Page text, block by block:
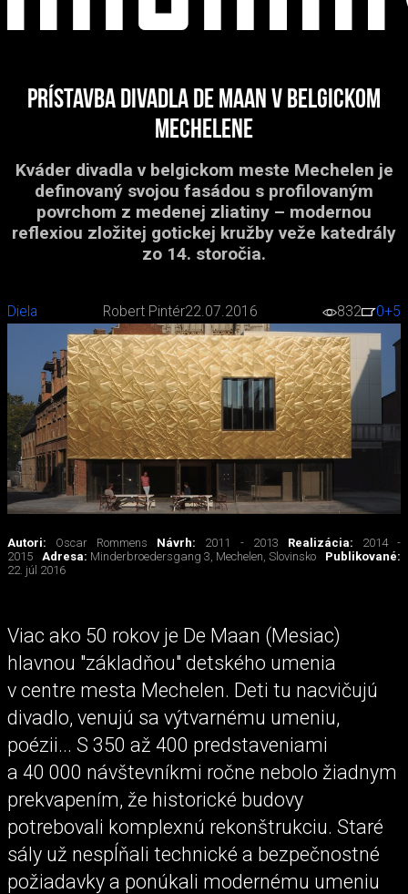
Prístavba divadla De Maan v belgickom
Mechelene
Kváder divadla v belgickom meste Mechelen je
definovaný svojou fasádou s profilovaným
povrchom z medenej zliatiny – modernou
reflexiou zložitej gotickej kružby veže katedrály
zo 14. storočia.
Diela Robert Pintér22.07.2016 832 0+5
Autori: Oscar Rommens Návrh: 2011 - 2013 Realizácia: 2014 -
2015
Adresa: Minderbroedersgang 3, Mechelen, Slovinsko
Publikované:
22. júl 2016
Viac ako 50 rokov je De Maan (Mesiac)
hlavnou "základňou" detského umenia
v centre mesta Mechelen. Deti tu nacvičujú
divadlo, venujú sa výtvarnému umeniu,
poézii... S 350 až 400 predstaveniami
a 40 000 návštevníkmi ročne nebolo žiadnym
prekvapením, že historické budovy
potrebovali komplexnú rekonštrukciu. Staré
sály už nespĺňali technické a bezpečnostné
požiadavky a ponúkali modernému umeniu